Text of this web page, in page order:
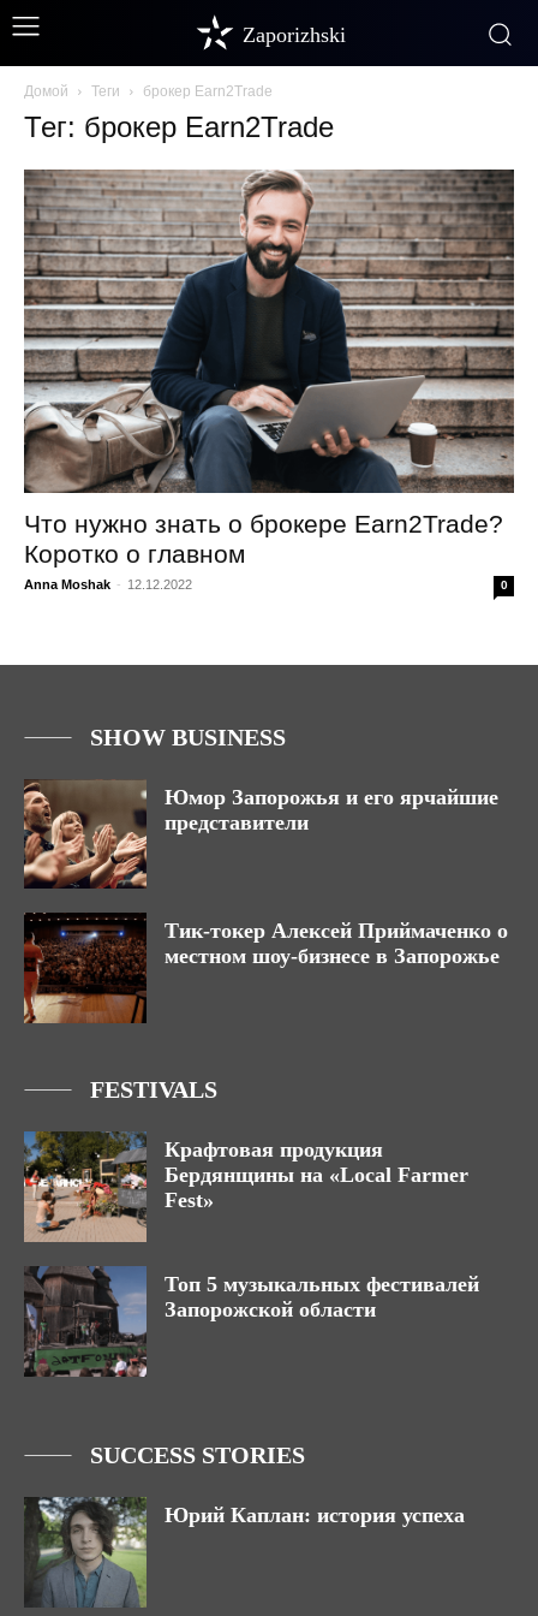
Zaporizhski
Домой Теги брокер Earn2Trade
Тег: брокер Earn2Trade
Что нужно знать о брокере Earn2Trade?
Коротко о главном
Anna Moshak - 12.12.2022 0
SHOW BUSINESS
Юмор Запорожья и его ярчайшие
представители
Тик-токер Алексей Приймаченко о
местном шоу-бизнесе в Запорожье
FESTIVALS
Крафтовая продукция
Бердянщины на «Local Farmer
Fest»
Топ 5 музыкальных фестивалей
Запорожской области
SUCCESS STORIES
Юрий Каплан: история успеха